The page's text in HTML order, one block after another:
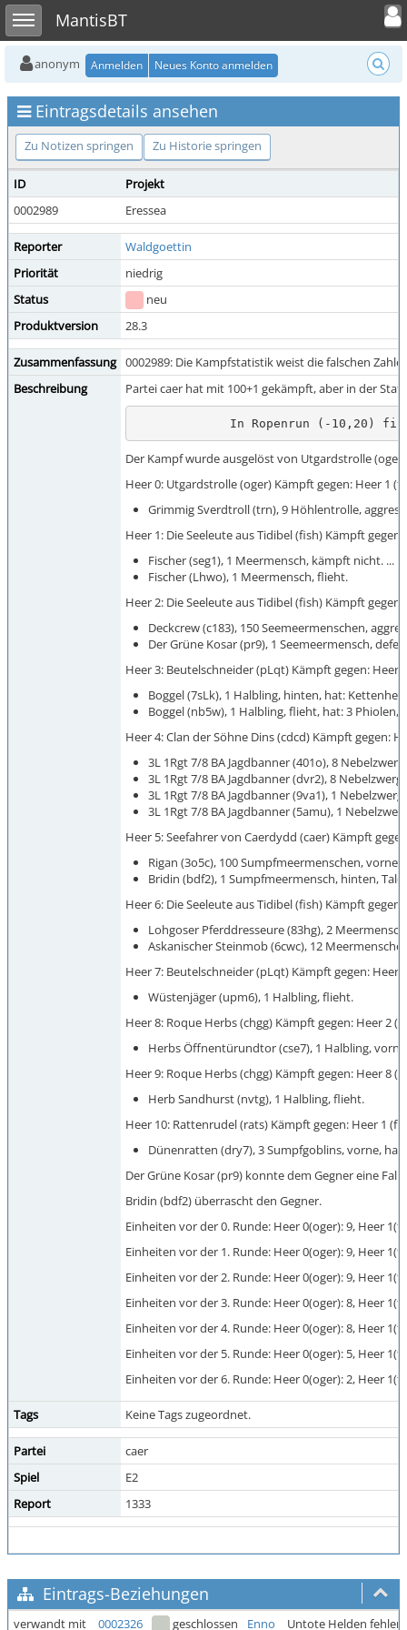
Toggle sidebarMantisBT
Toggle
anonym Anmelden Neues Konto anmelden
Eintragsdetails ansehen
Zu Notizen springen Zu Historie springen
ID
Projekt
0002989
Eressea
Reporter
Waldgoettin
Priorität
niedrig
Status
neu
Produktversion
28.3
Zusammenfassung 0002989: Die Kampfstatistik weist die falschen
Beschreibung
Partei caer hat mit 100+1 gekämpft, aber in der
In Ropenrun (-
Der Kampf wurde ausgelöst von Utgardstrolle
Heer 0: Utgardstrolle (oger) Kämpft gegen: Heer 1
Grimmig Sverdtroll (trn), 9 Höhlentrolle,
Heer 1: Die Seeleute aus Tidibel (fish) Kämpft
Fischer (seg1), 1 Meermensch, kämpft nicht. ...
Fischer (Lhwo), 1 Meermensch, flieht.
Heer 2: Die Seeleute aus Tidibel (fish) Kämpft
Deckcrew (c183), 150 Seemeermenschen,
Der Grüne Kosar (pr9), 1 Seemeermensch,
Heer 3: Beutelschneider (pLqt) Kämpft gegen: Heer
Boggel (7sLk), 1 Halbling, hinten, hat:
Boggel (nb5w), 1 Halbling, flieht, hat: 3 Phiolen,
Heer 4: Clan der Söhne Dins (cdcd) Kämpft gegen:
3L 1Rgt 7/8 BA Jagdbanner (401o), 8
3L 1Rgt 7/8 BA Jagdbanner (dvr2), 8
3L 1Rgt 7/8 BA Jagdbanner (9va1), 1
3L 1Rgt 7/8 BA Jagdbanner (5amu), 1
Heer 5: Seefahrer von Caerdydd (caer) Kämpft
Rigan (3o5c), 100 Sumpfmeermenschen,
Bridin (bdf2), 1 Sumpfmeermensch, hinten,
Heer 6: Die Seeleute aus Tidibel (fish) Kämpft
Lohgoser Pferddresseure (83hg), 2
Askanischer Steinmob (6cwc), 12
Heer 7: Beutelschneider (pLqt) Kämpft gegen: Heer
Wüstenjäger (upm6), 1 Halbling, flieht.
Heer 8: Roque Herbs (chgg) Kämpft gegen: Heer 2
Herbs Öffnentürundtor (cse7), 1 Halbling,
Heer 9: Roque Herbs (chgg) Kämpft gegen: Heer 8
Herb Sandhurst (nvtg), 1 Halbling, flieht.
Heer 10: Rattenrudel (rats) Kämpft gegen: Heer 1
Dünenratten (dry7), 3 Sumpfgoblins, vorne, hat:
Der Grüne Kosar (pr9) konnte dem Gegner eine
Bridin (bdf2) überrascht den Gegner.
Einheiten vor der 0. Runde: Heer 0(oger): 9, Heer
Einheiten vor der 1. Runde: Heer 0(oger): 9, Heer
Einheiten vor der 2. Runde: Heer 0(oger): 9, Heer
Einheiten vor der 3. Runde: Heer 0(oger): 8, Heer
Einheiten vor der 4. Runde: Heer 0(oger): 8, Heer
Einheiten vor der 5. Runde: Heer 0(oger): 5, Heer
Einheiten vor der 6. Runde: Heer 0(oger): 2, Heer
Tags Keine Tags zugeordnet.
Partei
caer
Spiel
E2
Report
1333
Eintrags-Beziehungen
verwandt mit 0002326 geschlossen Enno Untote Helden